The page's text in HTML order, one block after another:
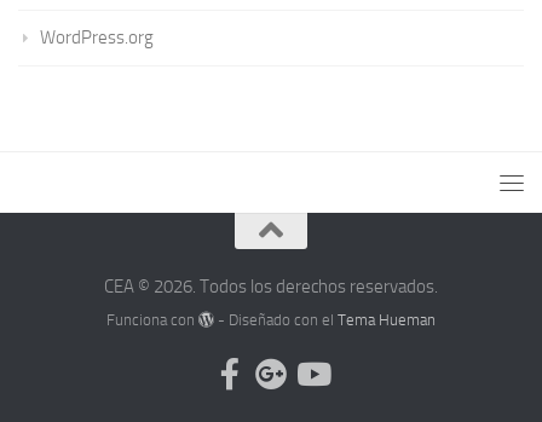
WordPress.org
CEA © 2026. Todos los derechos reservados.
Funciona con - Diseñado con elTema Hueman